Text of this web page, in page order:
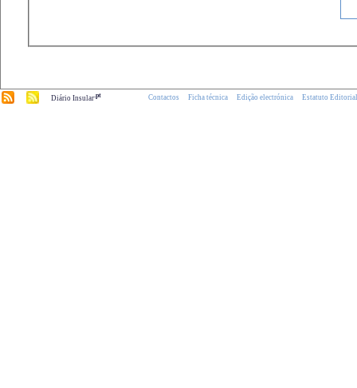
Diário Insular.pt Contactos Ficha técnica Edição electrónica Estatuto Editorial